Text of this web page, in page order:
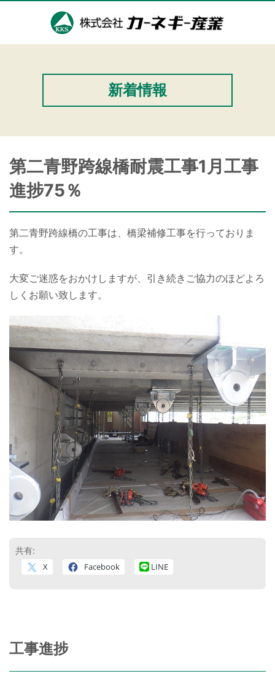
新着情報
第二青野跨線橋耐震工事1月工事
進捗75％
第二青野跨線橋の工事は、橋梁補修工事を行っておりま
す。
大変ご迷惑をおかけしますが、引き続きご協力のほどよろ
しくお願い致します。
共有:
X Facebook LINE
工事進捗